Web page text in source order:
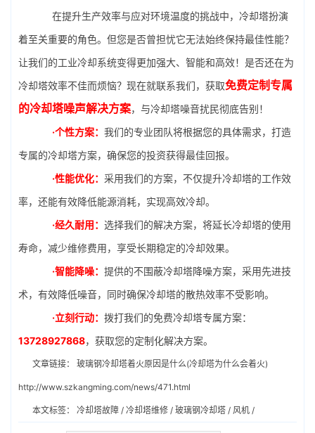
在提升生产效率与应对环境温度的挑战中，冷却塔扮演
着至关重要的角色。但您是否曾担忧它无法始终保持最佳性能？
让我们的工业冷却系统变得更加强大、智能和高效！是否还在为
冷却塔效率不佳而烦恼？现在就联系我们，获取免费定制专属
的冷却塔噪声解决方案，与冷却塔噪音扰民彻底告别！
·个性方案： 我们的专业团队将根据您的具体需求，打造
专属的冷却塔方案，确保您的投资获得最佳回报。
·性能优化： 采用我们的方案，不仅提升冷却塔的工作效
率，还能有效降低能源消耗，实现高效冷却。
·经久耐用： 选择我们的解决方案，将延长冷却塔的使用
寿命，减少维修费用，享受长期稳定的冷却效果。
·智能降噪： 提供的不围蔽冷却塔降噪方案，采用先进技
术，有效降低噪音，同时确保冷却塔的散热效率不受影响。
·立刻行动： 拨打我们的免费冷却塔专属方案：
13728927868，获取您的定制化解决方案。
文章链接： 玻璃钢冷却塔着火原因是什么(冷却塔为什么会着火)
http://www.szkangming.com/news/471.html
本文标签： 冷却塔故障 / 冷却塔维修 / 玻璃钢冷却塔 / 风机 /